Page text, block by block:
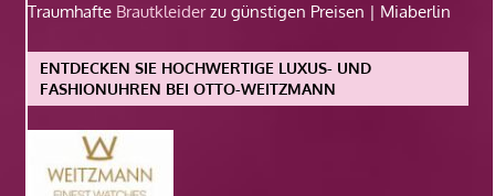
Traumhafte Brautkleiderzu günstigen Preisen | Miaberlin
ENTDECKEN SIE HOCHWERTIGE LUXUS- UND
FASHIONUHREN BEI OTTO-WEITZMANN